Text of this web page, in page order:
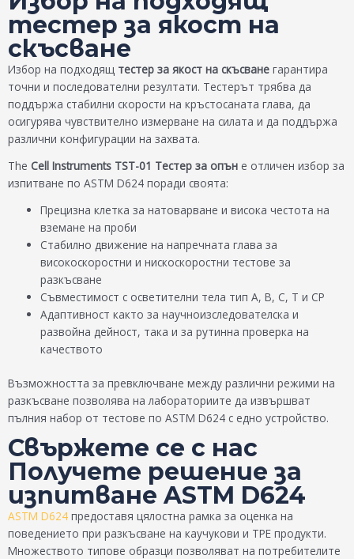
тестер за якост на
скъсване
Избор на подходящ тестер за якост на скъсване гарантира
точни и последователни резултати. Тестерът трябва да
поддържа стабилни скорости на кръстосаната глава, да
осигурява чувствително измерване на силата и да поддържа
различни конфигурации на захвата.
The Cell Instruments TST-01 Тестер за опън е отличен избор за
изпитване по ASTM D624 поради своята:
Прецизна клетка за натоварване и висока честота на
вземане на проби
Стабилно движение на напречната глава за
високоскоростни и нискоскоростни тестове за
разкъсване
Съвместимост с осветителни тела тип A, B, C, T и CP
Адаптивност както за научноизследователска и
развойна дейност, така и за рутинна проверка на
качеството
Възможността за превключване между различни режими на
разкъсване позволява на лабораториите да извършват
пълния набор от тестове по ASTM D624 с едно устройство.
Свържете се с нас
Получете решение за
изпитване ASTM D624
ASTM D624 предоставя цялостна рамка за оценка на
поведението при разкъсване на каучукови и TPE продукти.
Множеството типове образци позволяват на потребителите